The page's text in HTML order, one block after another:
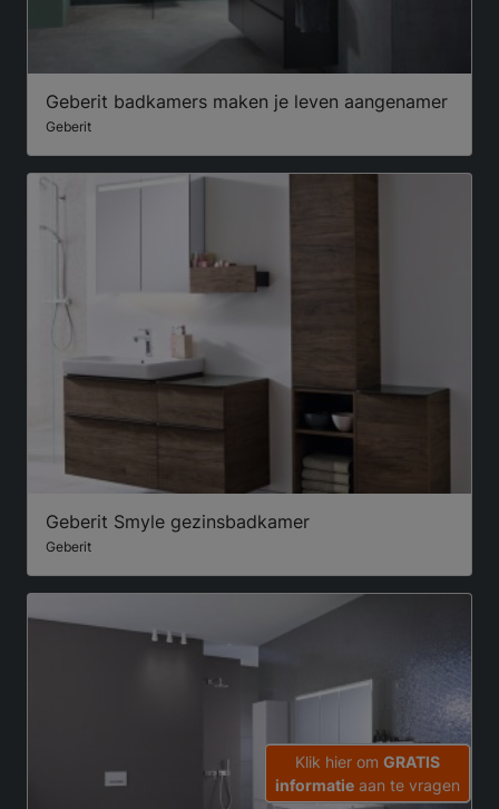
Geberit badkamers maken je leven aangenamer
Geberit
Geberit Smyle gezinsbadkamer
Geberit
Klik hier om GRATIS
informatie aan te vragen